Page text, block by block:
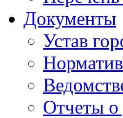
Документы
Устав
Отчеты о